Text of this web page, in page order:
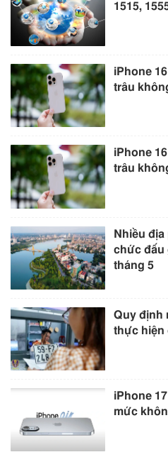
1515,
iPhone
trâu
iPhone
trâu
Nhiều
chức đấu
tháng 5
Quy định
thực hiện
iPhone
mức